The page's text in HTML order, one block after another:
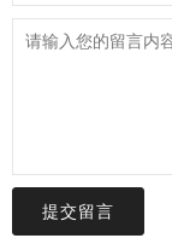
提交留言